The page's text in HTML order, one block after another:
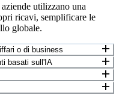
utilizzano una
ricavi, semplificare le
globale.
o di business
basati sull'IA